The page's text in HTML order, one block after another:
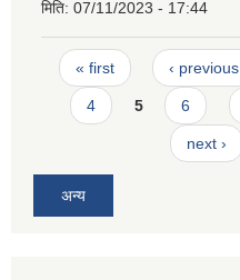
मिति: 07/11/2023 - 17:44
Pages
« first ‹ previous
4 5 6
next ›
अन्य